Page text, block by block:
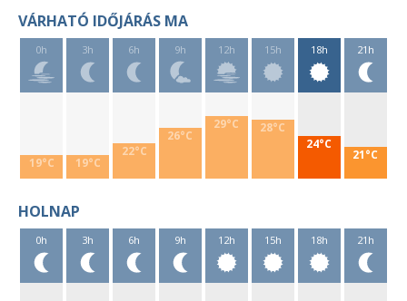
VÁRHATÓ IDŐJÁRÁS MA
0h
19°C
3h
19°C
6h
22°C
9h
26°C
12h
29°C
15h
28°C
18h
24°C
21h
21°C
HOLNAP
0h 3h 6h 9h 12h 15h 18h 21h